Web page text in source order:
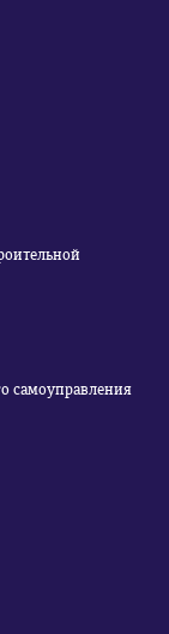
самоуправления